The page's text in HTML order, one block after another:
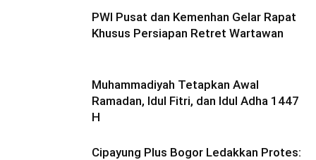
PWI Pusat dan Kemenhan Gelar Rapat
Khusus Persiapan Retret Wartawan
Muhammadiyah Tetapkan Awal
Ramadan, Idul Fitri, dan Idul Adha 1447
H
Cipayung Plus Bogor Ledakkan Protes: